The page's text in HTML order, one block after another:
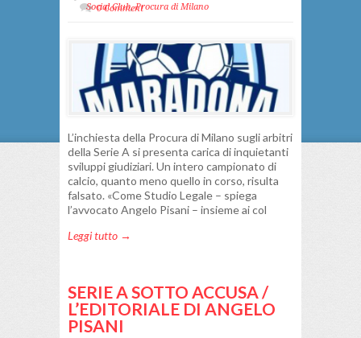
Social Club,Procura di Milano
0 Comment
L’inchiesta della Procura di Milano sugli arbitri
della Serie A si presenta carica di inquietanti
sviluppi giudiziari. Un intero campionato di
calcio, quanto meno quello in corso, risulta
falsato. «Come Studio Legale – spiega
l’avvocato Angelo Pisani – insieme ai col
Leggi tutto →
SERIE A SOTTO ACCUSA /
L’EDITORIALE DI ANGELO
PISANI